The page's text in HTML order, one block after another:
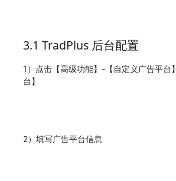
3.1 TradPlus 后台配置
1）点击【高级功能】-【自定义广告平台
台】
2）填写广告平台信息